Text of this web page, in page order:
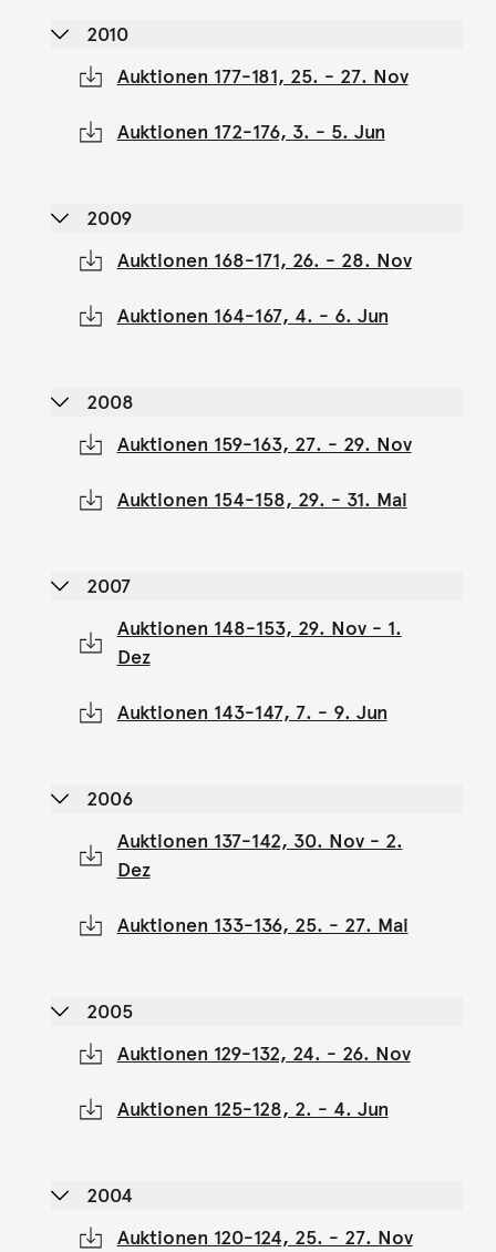
2010
Auktionen 177-181, 25. - 27. Nov
Auktionen 172-176, 3. - 5. Jun
2009
Auktionen 168-171, 26. - 28. Nov
Auktionen 164-167, 4. - 6. Jun
2008
Auktionen 159-163, 27. - 29. Nov
Auktionen 154-158, 29. - 31. Mai
2007
Auktionen 148-153, 29. Nov - 1.
Dez
Auktionen 143-147, 7. - 9. Jun
2006
Auktionen 137-142, 30. Nov - 2.
Dez
Auktionen 133-136, 25. - 27. Mai
2005
Auktionen 129-132, 24. - 26. Nov
Auktionen 125-128, 2. - 4. Jun
2004
Auktionen 120-124, 25. - 27. Nov